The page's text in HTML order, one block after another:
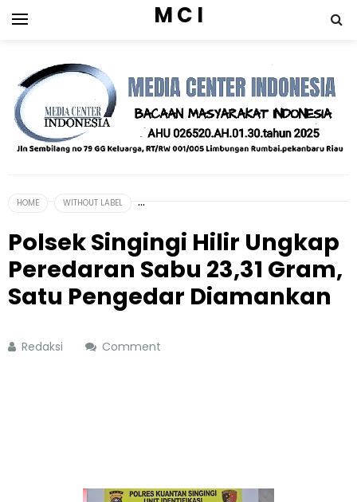
M C I
HOME WITHOUT LABEL
Polsek Singingi Hilir Ungkap
Peredaran Sabu 23,31 Gram,
Satu Pengedar Diamankan
Redaksi Comment